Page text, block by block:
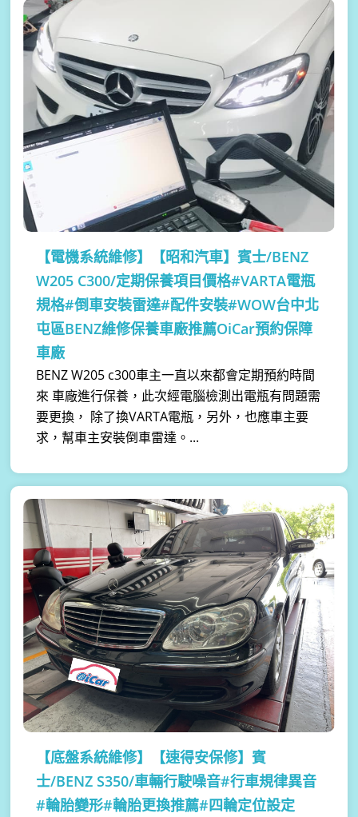
【電機系統維修】
【昭和汽車】賓士/BENZ
W205 C300/定期保養項目價格#VARTA電瓶
規格#倒車安裝雷達#配件安裝#WOW台中北
屯區BENZ維修保養車廠推薦OiCar預約保障
車廠
BENZ W205 c300車主一直以來都會定期預約時間
來 車廠進行保養，此次經電腦檢測出電瓶有問題需
要更換， 除了換VARTA電瓶，另外，也應車主要
求，幫車主安裝倒車雷達。...
【底盤系統維修】
【速得安保修】賓
士/BENZ S350/車輛行駛噪音#行車規律異音
#輪胎變形#輪胎更換推薦#四輪定位設定